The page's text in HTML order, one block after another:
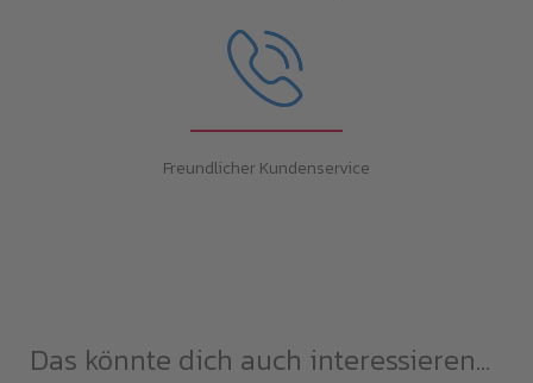
Freundlicher Kundenservice
Das könnte dich auch interessieren...